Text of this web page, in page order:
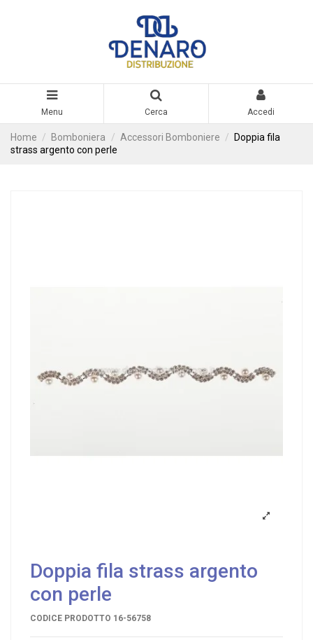
Menu Cerca Accedi
Home Bomboniera Accessori Bomboniere
Doppia fila
strass argento con perle
Doppia fila strass argento
con perle
CODICE PRODOTTO 16-56758